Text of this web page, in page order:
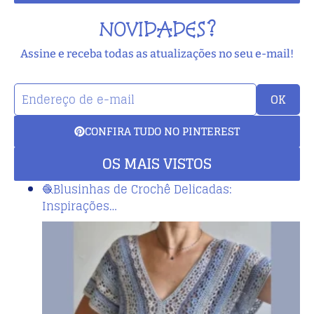
NOVIDADES?
Assine e receba todas as atualizações no seu e-mail!
OK
CONFIRA TUDO NO PINTEREST
OS MAIS VISTOS
🧶Blusinhas de Crochê Delicadas:
Inspirações…